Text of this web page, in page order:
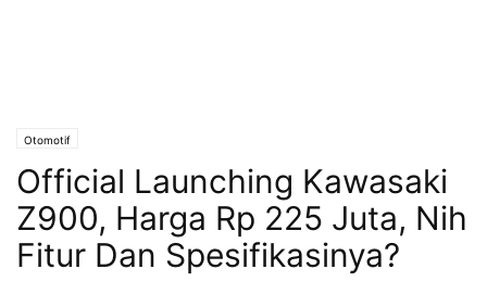
Otomotif
Official Launching Kawasaki
Z900, Harga Rp 225 Juta, Nih
Fitur Dan Spesifikasinya?